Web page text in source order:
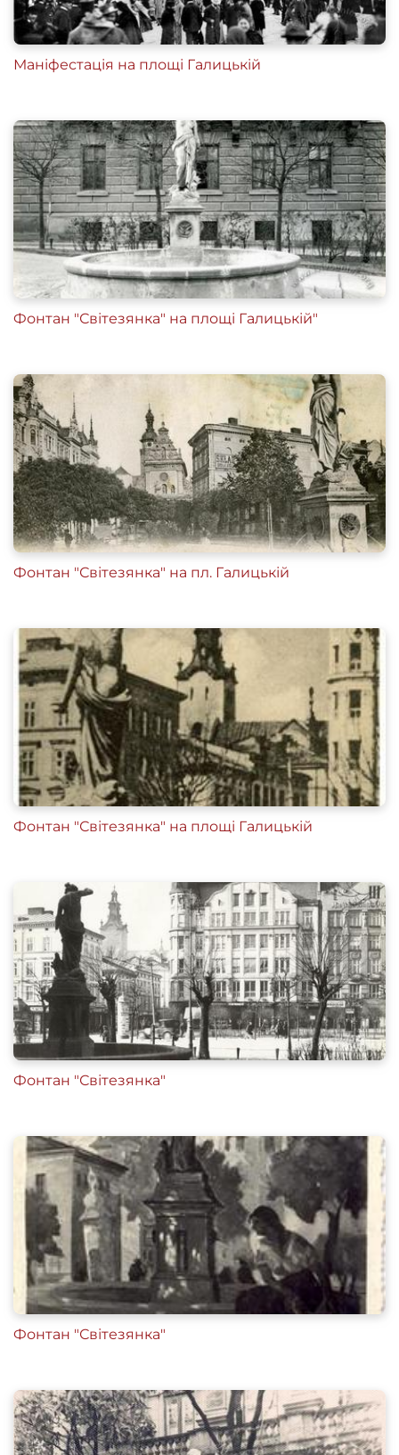
Маніфестація на площі Галицькій
Фонтан "Світезянка" на площі Галицькій"
Фонтан "Світезянка" на пл. Галицькій
Фонтан "Світезянка" на площі Галицькій
Фонтан "Світезянка"
Фонтан "Світезянка"